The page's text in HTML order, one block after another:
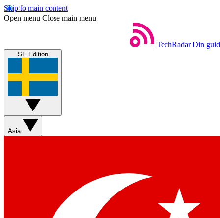
Skip to main content
Open menu Close main menu
TechRadar Din
SE Edition
Asia